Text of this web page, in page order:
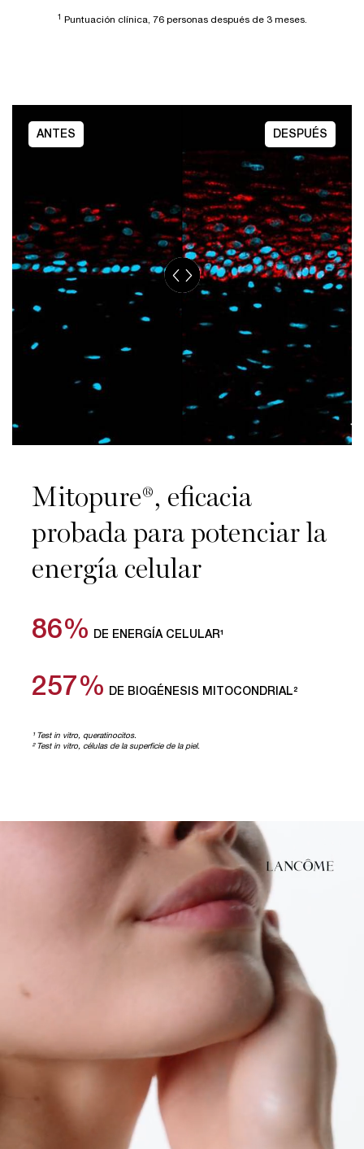
Puntuación clínica, 76 personas después de 3 meses.​
DESPUÉS
ANTES
Mitopure®, eficacia
probada para potenciar la
energía celular​
86% DE ENERGÍA CELULAR¹
257% DE BIOGÉNESIS MITOCONDRIAL²
¹ Test in vitro, queratinocitos.​
² Test in vitro, células de la superficie de la piel.​